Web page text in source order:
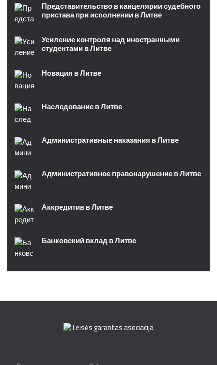
Представительство в канцелярии судебного
пристава при исполнении в Литве
Усиление контроля над иностранными
студентами в Литве
Новация в Литве
Наследование в Литве
Административные наказания в Литве
Административное правонарушение в Литве
Аккредитив в Литве
Банковский вклад в Литве